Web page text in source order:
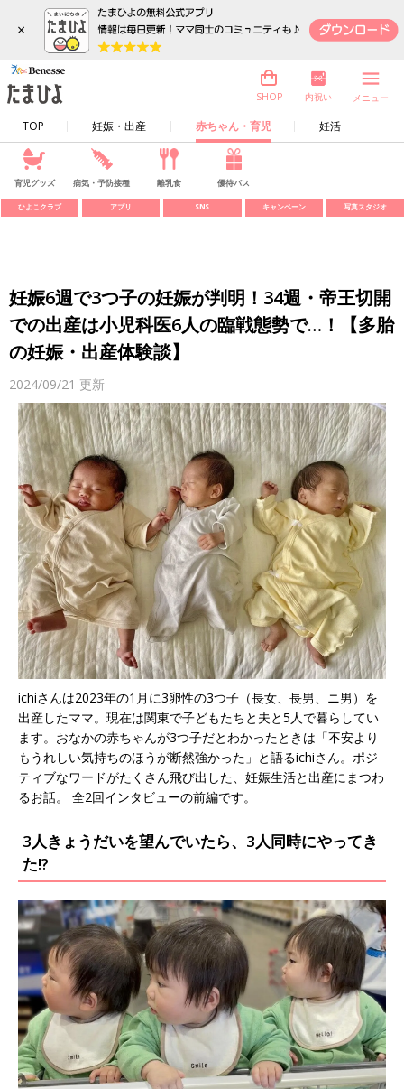
×
TOP 妊娠・出産 赤ちゃん・育児 妊活
SHOP 内祝い メニュー
育児グッズ 病気・予防接種 離乳食 優待パス
ひよこクラブ アプリ SNS キャンペーン 写真スタジオ
妊娠6週で3つ子の妊娠が判明！34週・帝王切開
での出産は小児科医6人の臨戦態勢で…！【多胎
の妊娠・出産体験談】
2024/09/21 更新
ichiさんは2023年の1月に3卵性の3つ子（長女、長男、ニ男）を
出産したママ。現在は関東で子どもたちと夫と5人で暮らしてい
ます。おなかの赤ちゃんが3つ子だとわかったときは「不安より
もうれしい気持ちのほうが断然強かった」と語るichiさん。ポジ
ティブなワードがたくさん飛び出した、妊娠生活と出産にまつわ
るお話。 全2回インタビューの前編です。
3人きょうだいを望んでいたら、3人同時にやってき
た!?